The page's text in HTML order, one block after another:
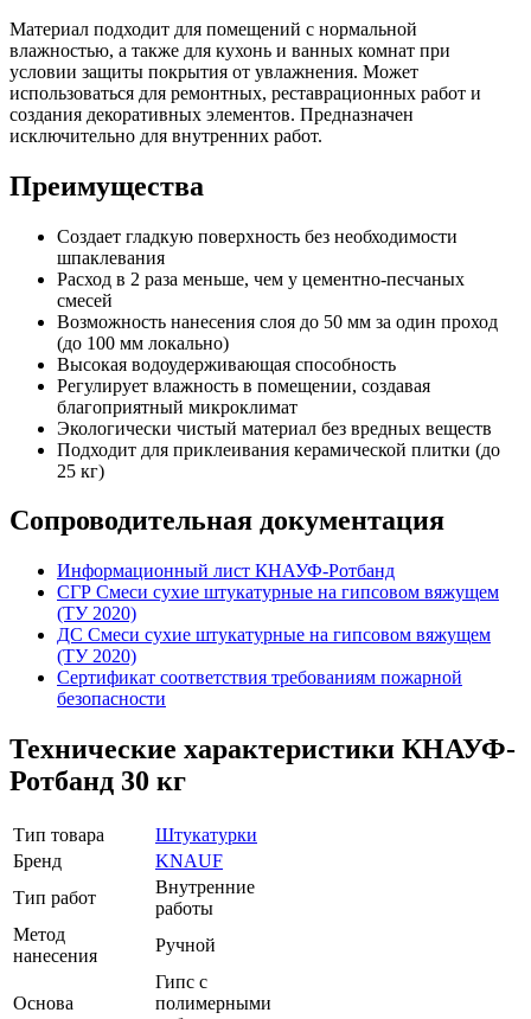
Материал подходит для помещений с нормальной
влажностью, а также для кухонь и ванных комнат при
условии защиты покрытия от увлажнения. Может
использоваться для ремонтных, реставрационных работ и
создания декоративных элементов. Предназначен
исключительно для внутренних работ.
Преимущества
Создает гладкую поверхность без необходимости
шпаклевания
Расход в 2 раза меньше, чем у цементно-песчаных
смесей
Возможность нанесения слоя до 50 мм за один проход
(до 100 мм локально)
Высокая водоудерживающая способность
Регулирует влажность в помещении, создавая
благоприятный микроклимат
Экологически чистый материал без вредных веществ
Подходит для приклеивания керамической плитки (до
25 кг)
Сопроводительная документация
Информационный лист КНАУФ-Ротбанд
СГР Cмеси сухие штукатурные на гипсовом вяжущем
(ТУ 2020)
ДС Смеси сухие штукатурные на гипсовом вяжущем
(ТУ 2020)
Сертификат соответствия требованиям пожарной
безопасности
Технические характеристики КНАУФ-
Ротбанд 30 кг
Тип товара
Штукатурки
Бренд
KNAUF
Тип работ
Внутренние
работы
Метод
нанесения
Ручной
Основа
Гипс с
полимерными